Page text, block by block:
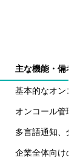
主な機能・備考
基本的なオンコ
オンコール管理
多言語通知、分
企業全体向けの